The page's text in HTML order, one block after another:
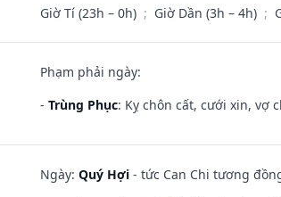
Giờ Tí (23h – 0h) ; Giờ Dần (3h – 4h) ;
Phạm phải ngày:
- Trùng Phục: Kỵ chôn cất, cưới xin, vợ
Ngày: Quý Hợi - tức Can Chi tương